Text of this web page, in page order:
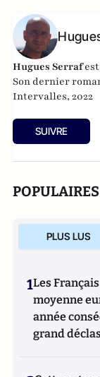
Hugues Serraf
Son dernier
Intervalles, 2022
SUIVRE
POPULAIRES
PLUS LUS
1Les
moyenne
année
grand